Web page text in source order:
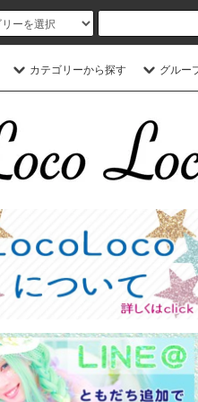
カテゴリーから探す グルー